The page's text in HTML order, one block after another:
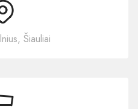
Šiauliai